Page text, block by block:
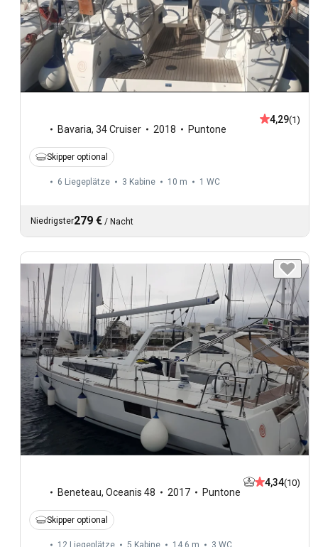
Bavaria, 34 Cruiser 2018 Puntone
4,29(1)
Skipper optional
6 Liegeplätze 3 Kabine 10 m 1 WC
Niedrigster279 € / Nacht
Beneteau, Oceanis 48 2017 Puntone
4,34(10)
Skipper optional
12 Liegeplätze 5 Kabine 14,6 m 3 WC